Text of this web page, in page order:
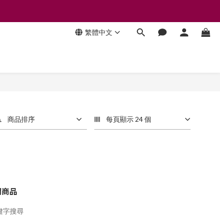
繁體中文
商品排序 每頁顯示 24 個
品
字搜尋